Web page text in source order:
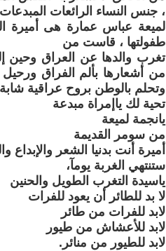
، جنس النساء الرائعات المبدعات
لميعة عباس عمارة هى أميرة
طفولتها ، قاست من
تغرب والدها عن العراق وحين
من أشعارها بألم الفراق
وتحلم بالوطن بروح عراقية
تحية لك ياإمراة مبدعة
يانجمة لميعة
من سومر القديمة
أميرة أنت بدنيا الشعر والإبداع
ستنتهي الغربة يومآ،
ياسيدة التغرب الطويل والحنين
لا بد للطائر أن يعود للفرات
لابد للفرات من طائر
لابد للأعشاش من طيور
لابد للطيور من منائر.